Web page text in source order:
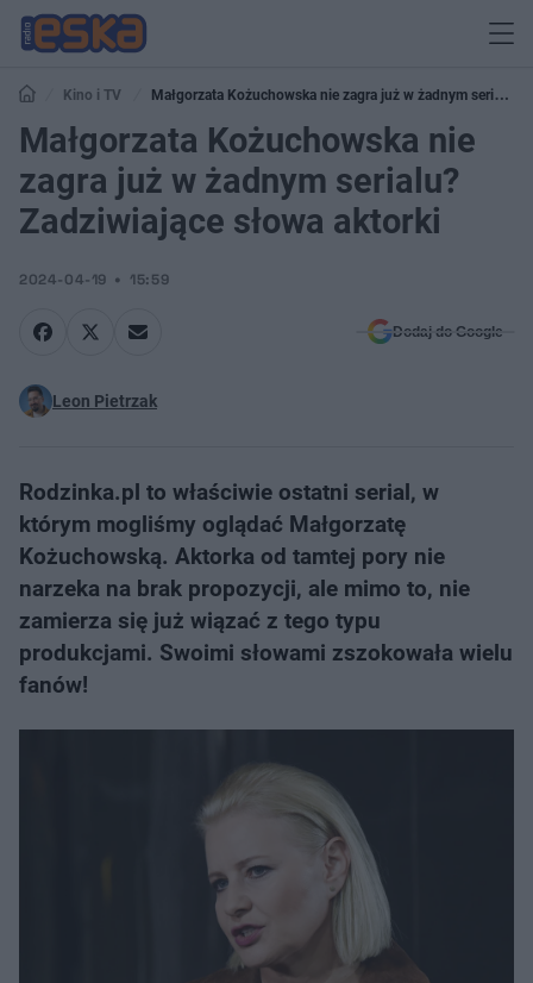
Kino i TV
Małgorzata Kożuchowska nie zagra już w żadnym serialu?
Zadziwiające słowa aktorki
Małgorzata Kożuchowska nie
zagra już w żadnym serialu?
Zadziwiające słowa aktorki
2024-04-19 15:59
Dodaj do Google
Leon Pietrzak
Rodzinka.pl to właściwie ostatni serial, w
którym mogliśmy oglądać Małgorzatę
Kożuchowską. Aktorka od tamtej pory nie
narzeka na brak propozycji, ale mimo to, nie
zamierza się już wiązać z tego typu
produkcjami. Swoimi słowami zszokowała wielu
fanów!